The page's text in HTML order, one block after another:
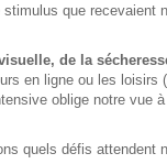
que recevaient
de la
en ligne ou les
oblige notre vue
quels défis